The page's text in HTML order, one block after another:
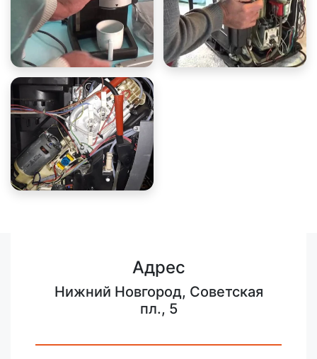
Адрес
Нижний Новгород, Советская
пл., 5